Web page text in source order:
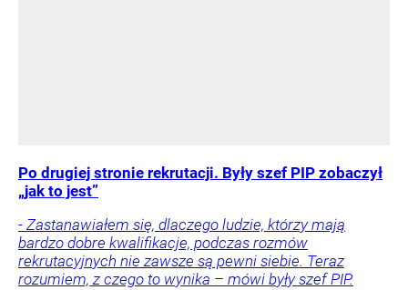
Po drugiej stronie rekrutacji. Były szef PIP zobaczył
„jak to jest”
- Zastanawiałem się, dlaczego ludzie, którzy mają
bardzo dobre kwalifikacje, podczas rozmów
rekrutacyjnych nie zawsze są pewni siebie. Teraz
rozumiem, z czego to wynika – mówi były szef PIP.